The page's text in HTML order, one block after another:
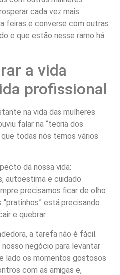
cada vez mais.
feiras e converse com outras
e que estão nesse ramo há
a vida
profissional
na vida das mulheres
falar na “teoria dos
todas nós temos vários
da nossa vida:
autoestima e cuidado
precisamos ficar de olho
está precisando
e quebrar.
a tarefa não é fácil.
negócio para levantar
lado os momentos gostosos
com as amigas e,